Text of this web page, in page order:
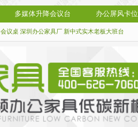
多媒体升降会议台 办公屏风卡位
会议桌 深圳办公家具厂 新中式实木老板大班台